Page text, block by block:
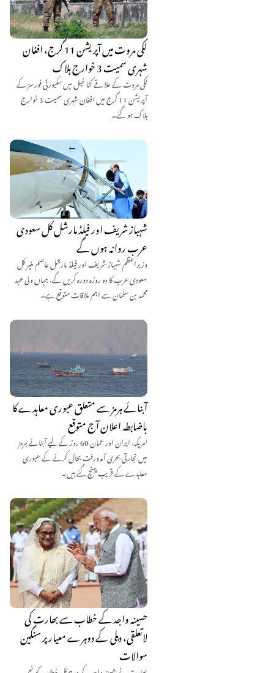
لکی مروت میں آپریشن 11 گرج، افغان
شہری سمیت 3 خوارج ہلاک
لکی مروت کے علاقے کٹا خیل میں سکیورٹی فورسز کے
آپریشن 11 گرج میں افغان شہری سمیت 3 خوارج
ہلاک ہو گئے۔
شہباز شریف اور فیلڈ مارشل کل سعودی
عرب روانہ ہوں گے
وزیراعظم شہباز شریف اور فیلڈ مارشل عاصم منیر کل
سعودی عرب کا دو روزہ دورہ کریں گے، جہاں ولی عہد
محمد بن سلمان سے اہم ملاقات متوقع ہے۔
آبنائے ہرمز سے متعلق عبوری معاہدے کا
باضابطہ اعلان آج متوقع
امریکہ، ایران اور عمان 60 روز کے لیے آبنائے ہرمز
میں تجارتی بحری آمدورفت بحال کرنے کے عبوری
معاہدے کے قریب پہنچ گئے ہیں۔
حسینہ واجد کے خطاب سے بھارت کی
لاتعلقی، دہلی کے دوہرے معیار پر سنگین
سوالات